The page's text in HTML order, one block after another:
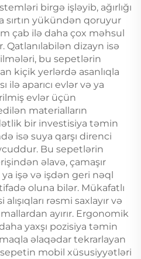
birgə işləyib, ağırlığı
sırtın yükündən qoruyur
çab ilə daha çox məhsul
dizayn isə
bu sepetlərin
kiçik yerlərdə asanlıqla
ilə aparıcı evlər və ya
evlər üçün
materialların
bir investisiya təmin
isə suya qarşı direnci
Bu sepetlərin
əlavə, çamaşır
işə və işdən geri nəql
oluna bilər. Mükafatlı
rəsmi saxlayır və
ayırır. Ergonomik
yaxşı pozisiya təmin
əlaqədar tekrarlayan
mobil xüsusiyyətləri